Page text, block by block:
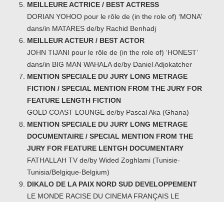
MEILLEURE ACTRICE / BEST ACTRESS
DORIAN YOHOO pour le rôle de (in the role of) ‘MONA’
dans/in MATARES de/by Rachid Benhadj
MEILLEUR ACTEUR / BEST ACTOR
JOHN TIJANI pour le rôle de (in the role of) ‘HONEST’
dans/in BIG MAN WAHALA de/by Daniel Adjokatcher
MENTION SPECIALE DU JURY LONG METRAGE
FICTION / SPECIAL MENTION FROM THE JURY FOR
FEATURE LENGTH FICTION
GOLD COAST LOUNGE de/by Pascal Aka (Ghana)
MENTION SPECIALE DU JURY LONG METRAGE
DOCUMENTAIRE / SPECIAL MENTION FROM THE
JURY FOR FEATURE LENTGH DOCUMENTARY
FATHALLAH TV de/by Wided Zoghlami (Tunisie-
Tunisia/Belgique-Belgium)
DIKALO DE LA PAIX NORD SUD DEVELOPPEMENT
LE MONDE RACISE DU CINEMA FRANÇAIS LE